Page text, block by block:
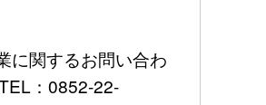
関するお問い合わ
：0852-22-